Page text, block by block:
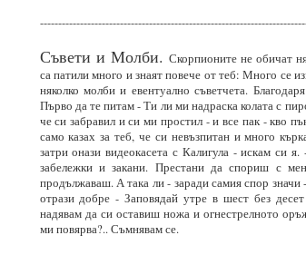
Съвети и Молби. Скорпионите не обичат
са патили много и знаят повече от теб: Много се
няколко молби и евентуално съветчета.
Първо да те питам - Ти ли ми надраска колата с
че си забравил и си ми простил - и все пак - кво
само казах за теб, че си невъзпитан и много
затри онази видеокасета с Калигула - искам си
забележки и закани. Престани да спориш с
продължаваш. А така ли - заради самия спор
отрази добре - Заповядай утре в шест без
надявам да си оставиш ножа и огнестрелното
ми повярва?.. Съмнявам се.